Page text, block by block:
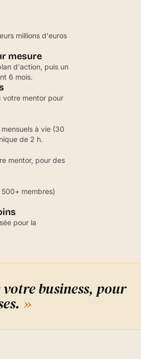
millions d'euros
mesure
d'action, puis un
6 mois.
votre mentor pour
à vie (30
de 2 h.
mentor, pour des
membres)
pour la
business, pour
»